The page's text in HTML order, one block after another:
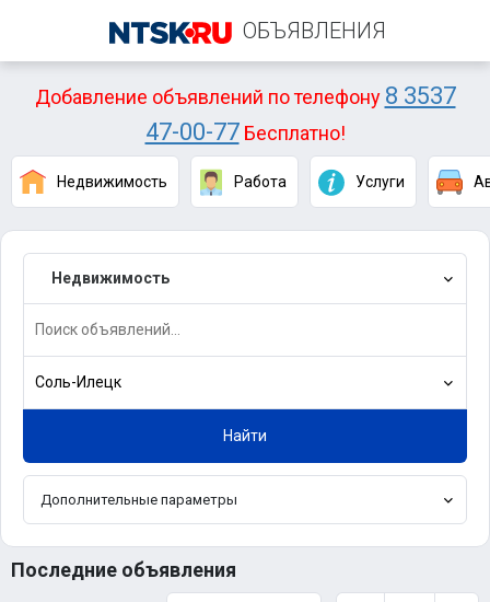
ОБЪЯВЛЕНИЯ
Добавление объявлений по телефону 8 3537
47-00-77Бесплатно!
Недвижимость Работа Услуги
Недвижимость
Соль-Илецк
Найти
Дополнительные параметры
Последние объявления